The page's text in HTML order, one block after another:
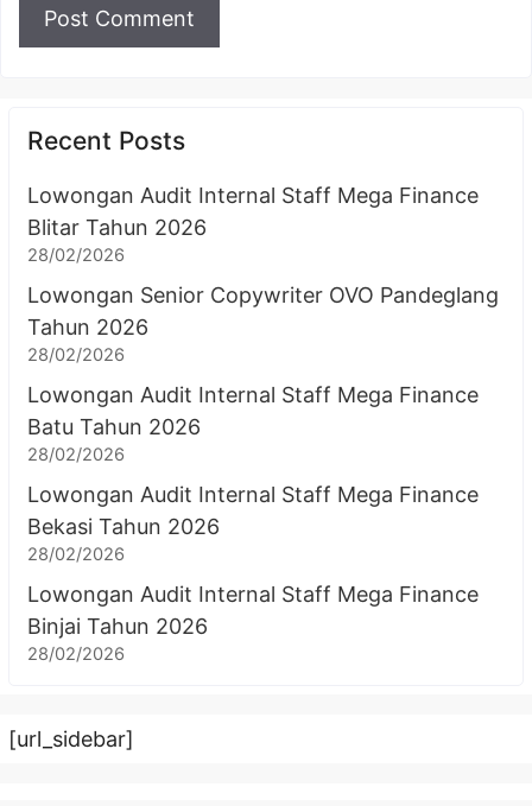
Recent Posts
Lowongan Audit Internal Staff Mega Finance
Blitar Tahun 2026
28/02/2026
Lowongan Senior Copywriter OVO Pandeglang
Tahun 2026
28/02/2026
Lowongan Audit Internal Staff Mega Finance
Batu Tahun 2026
28/02/2026
Lowongan Audit Internal Staff Mega Finance
Bekasi Tahun 2026
28/02/2026
Lowongan Audit Internal Staff Mega Finance
Binjai Tahun 2026
28/02/2026
[url_sidebar]